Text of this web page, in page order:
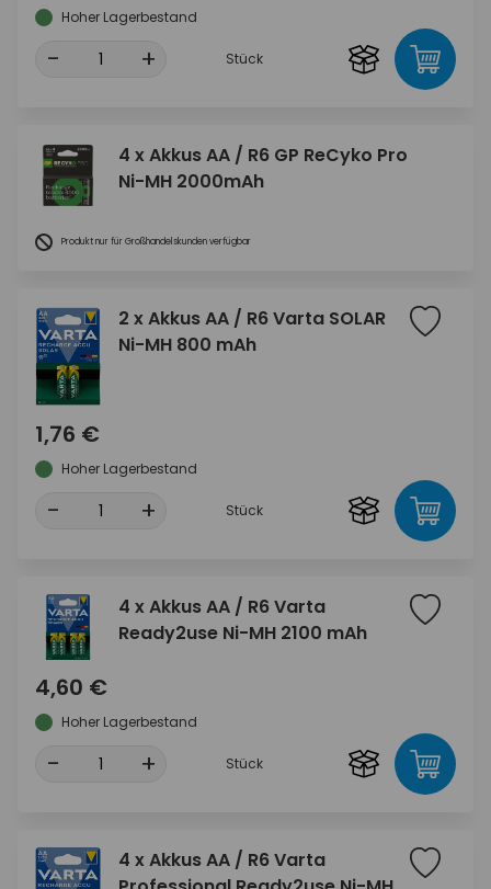
Hoher Lagerbestand
- + Stück
4 x Akkus AA / R6 GP ReCyko Pro
Ni-MH 2000mAh
Produkt nur für Großhandelskunden verfügbar
2 x Akkus AA / R6 Varta SOLAR
Ni-MH 800 mAh
1,76 €
Hoher Lagerbestand
- + Stück
4 x Akkus AA / R6 Varta
Ready2use Ni-MH 2100 mAh
4,60 €
Hoher Lagerbestand
- + Stück
4 x Akkus AA / R6 Varta